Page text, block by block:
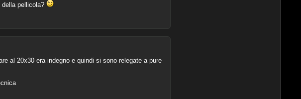
pellicola?
al 20x30 era indegno e quindi si sono relegate a pure